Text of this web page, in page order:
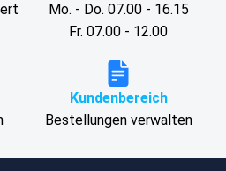
Mo. - Do. 07.00 - 16.15
Fr. 07.00 - 12.00
Kundenbereich
Bestellungen verwalten